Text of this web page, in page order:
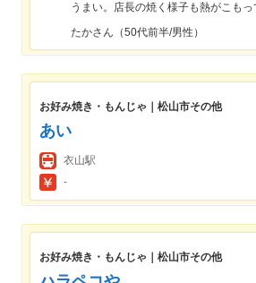
うまい。店長の焼く様子も熱がこも
たかさん（50代前半/男性）
お好み焼き・もんじゃ｜松山市その他
あい
衣山駅
-
お好み焼き・もんじゃ｜松山市その他